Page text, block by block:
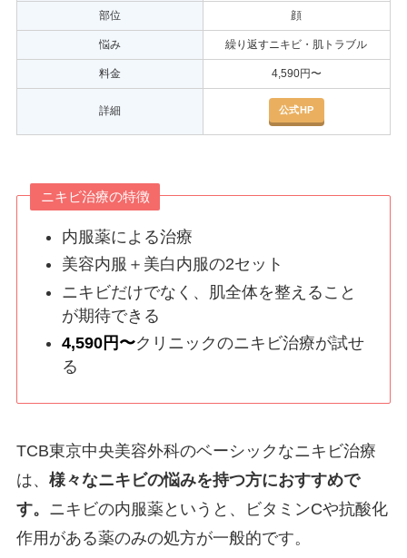
部位 顔
悩み 繰り返すニキビ・肌トラブル
料金 4,590円〜
詳細 公式HP
ニキビ治療の特徴
内服薬による治療
美容内服＋美白内服の2セット
ニキビだけでなく、肌全体を整えること
が期待できる
4,590円〜クリニックのニキビ治療が試せ
る
TCB東京中央美容外科のベーシックなニキビ治療
は、 様々なニキビの悩みを持つ方におすすめで
す。 ニキビの内服薬というと、ビタミンCや抗酸化
作用がある薬のみの処方が一般的です。